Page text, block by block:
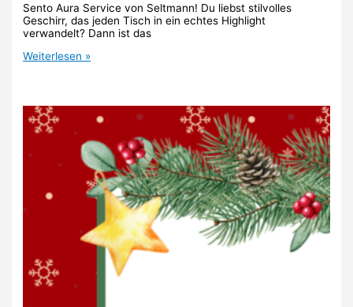
Sento Aura Service von Seltmann! Du liebst stilvolles
Geschirr, das jeden Tisch in ein echtes Highlight
verwandelt? Dann ist das
28.
Seltmann
Weiterlesen »